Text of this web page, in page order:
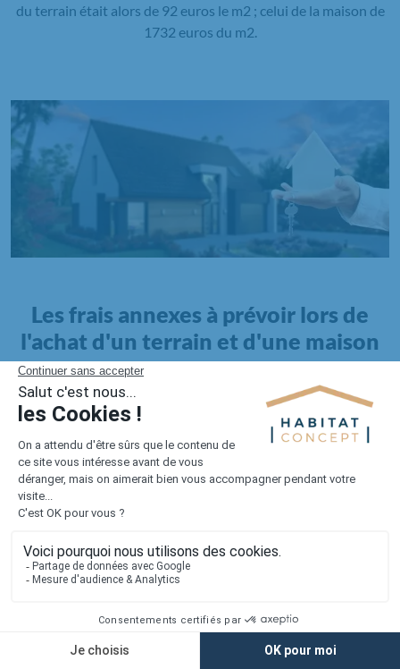
du terrain était alors de 92 euros le m2 ; celui de la maison de
1732 euros du m2.
Les frais annexes à prévoir lors de
l'achat d'un terrain et d'une maison
Il faut également intégrer à votre budget, les
pour la maison. Outre l'achat du terrain et la construction, il
faut prendre en compte la viabilisation si elle n'est pas
proposée par le constructeur. Les frais de raccordements et les
taxes éventuelles coûtent entre 5 000 et 15 000 euros selon la
localisation du terrain et son accès.
Quant auxfrais de notaire
Lorsque vous vous tournez vers une maison existante, il sera
nécessaire de faire des travaux de rénovation. Ceux-ci sont
souvent coûteux et doivent être ajoutés au prix de l'achat